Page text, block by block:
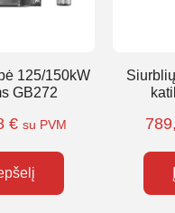
125/150kW
GB272
€ su PVM